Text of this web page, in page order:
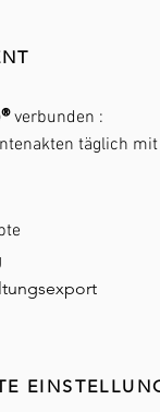
verbunden :
täglich mit